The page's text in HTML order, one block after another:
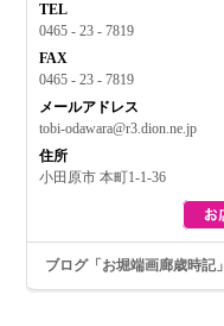
お買い物
TEL
0465 - 23 - 7819
FAX
0465 - 23 - 7819
メールアドレス
tobi-odawara@r3.dion.ne.jp
住所
小田原市 本町1-1-36
ブログ「お堀端画廊歳時記」